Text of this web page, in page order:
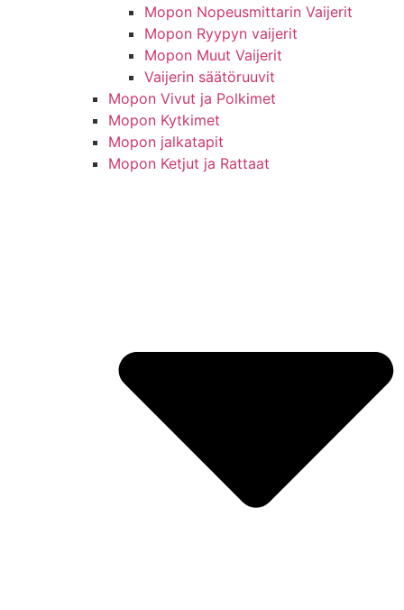
Mopon Nopeusmittarin Vaijerit
Mopon Ryypyn vaijerit
Mopon Muut Vaijerit
Vaijerin säätöruuvit
Mopon Vivut ja Polkimet
Mopon Kytkimet
Mopon jalkatapit
Mopon Ketjut ja Rattaat